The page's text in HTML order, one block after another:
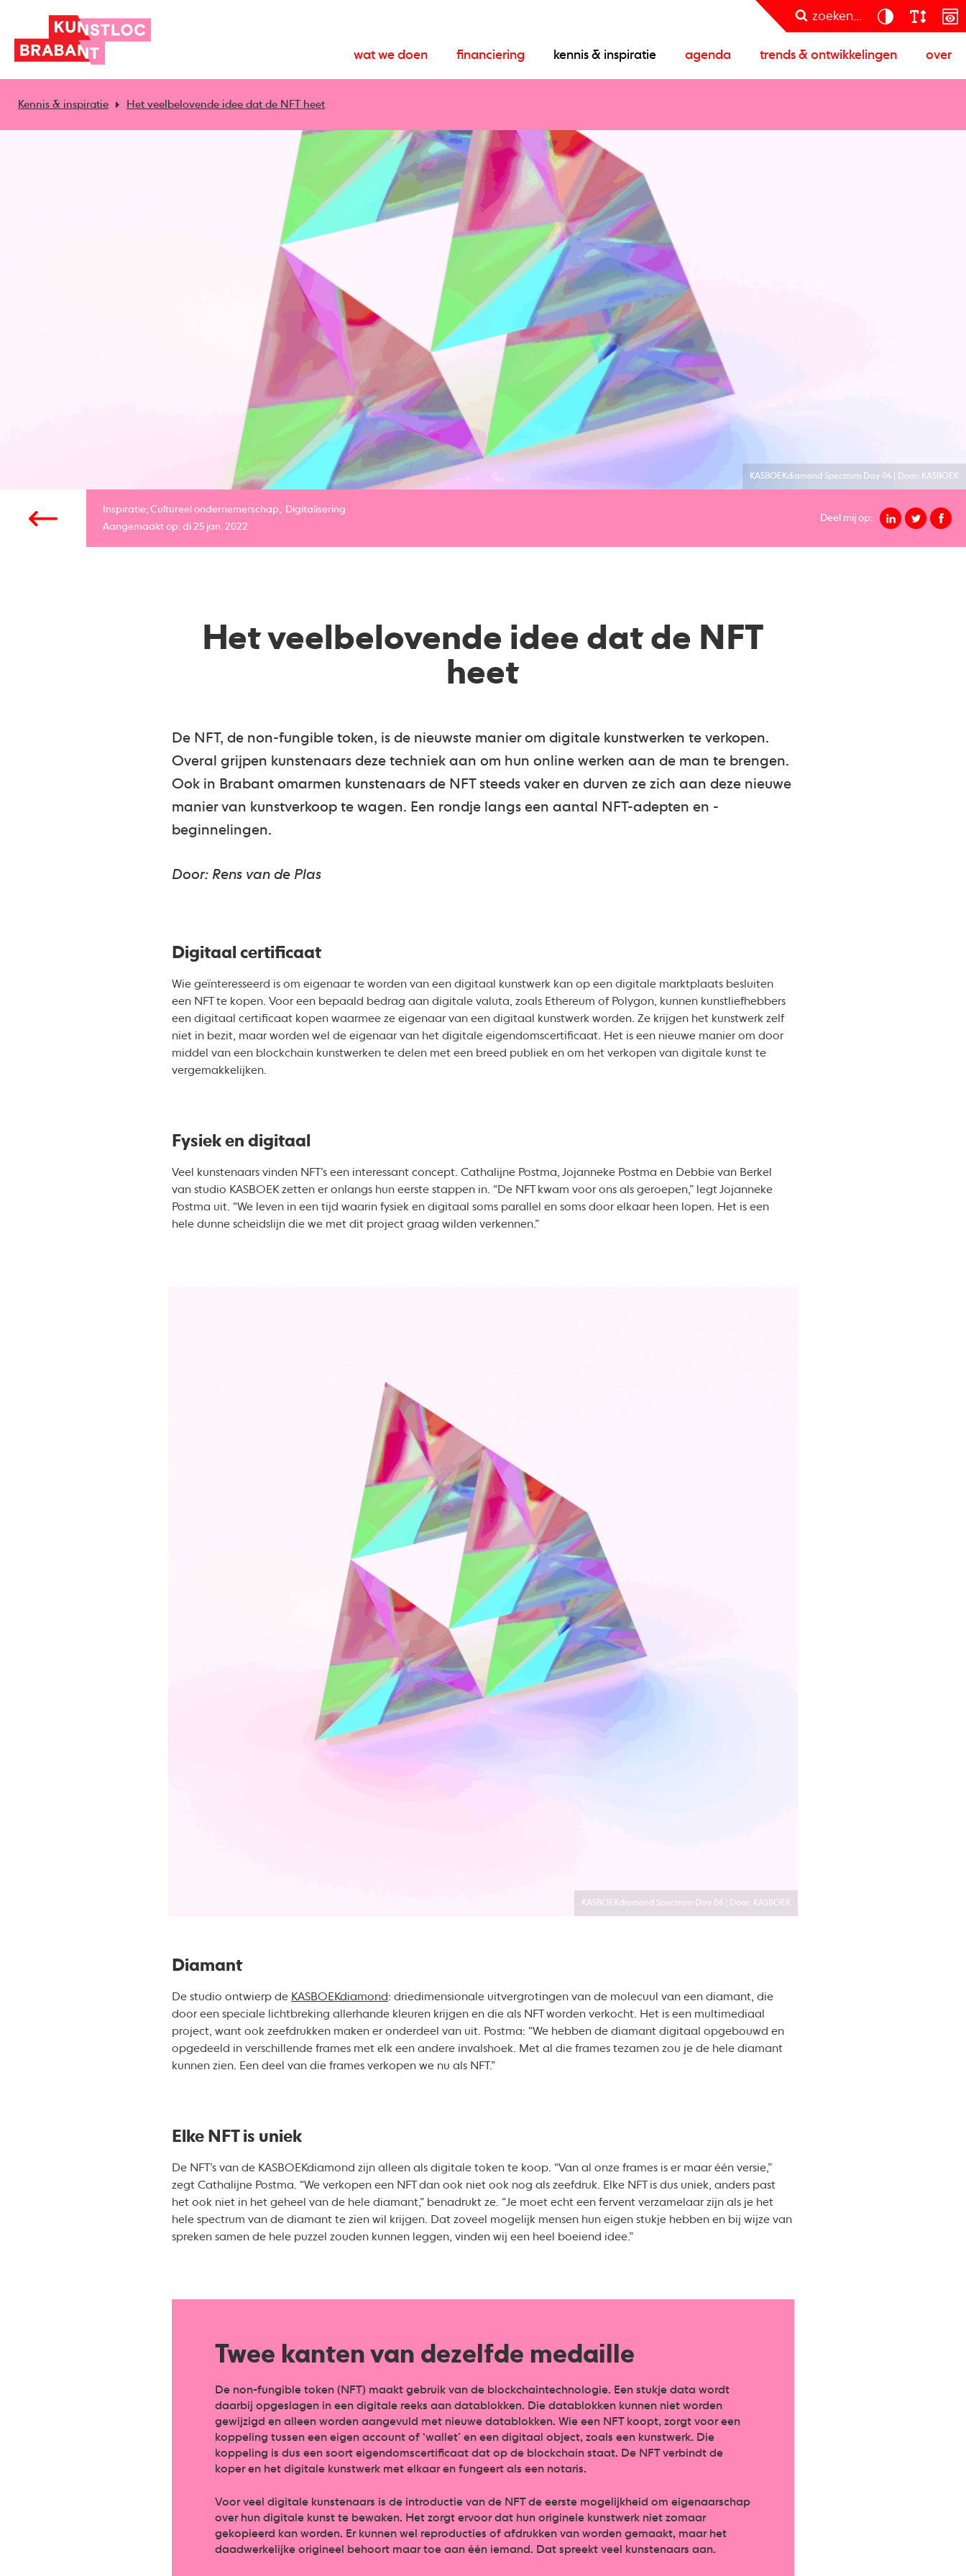
zoeken...
wat we doen financiering kennis & inspiratie agenda trends & ontwikkelingen over
Kennis & inspiratie Het veelbelovende idee dat de NFT heet
KASBOEKdiamond Spectrum Day 06 | Door: KASBOEK
Inspiratie; Cultureel ondernemerschap
Digitalisering
Aangemaakt op: di 25 jan. 2022
Deel mij op:
Het veelbelovende idee dat de NFT
heet
De NFT, de non-fungible token, is de nieuwste manier om digitale kunstwerken te verkopen.
Overal grijpen kunstenaars deze techniek aan om hun online werken aan de man te brengen.
Ook in Brabant omarmen kunstenaars de NFT steeds vaker en durven ze zich aan deze nieuwe
manier van kunstverkoop te wagen. Een rondje langs een aantal NFT-adepten en -
beginnelingen.
Door: Rens van de Plas
Digitaal certificaat
Wie geïnteresseerd is om eigenaar te worden van een digitaal kunstwerk kan op een digitale marktplaats besluiten
een NFT te kopen. Voor een bepaald bedrag aan digitale valuta, zoals Ethereum of Polygon, kunnen kunstliefhebbers
een digitaal certificaat kopen waarmee ze eigenaar van een digitaal kunstwerk worden. Ze krijgen het kunstwerk zelf
niet in bezit, maar worden wel de eigenaar van het digitale eigendomscertificaat. Het is een nieuwe manier om door
middel van een blockchain kunstwerken te delen met een breed publiek en om het verkopen van digitale kunst te
vergemakkelijken.
Fysiek en digitaal
Veel kunstenaars vinden NFT’s een interessant concept. Cathalijne Postma, Jojanneke Postma en Debbie van Berkel
van studio KASBOEK zetten er onlangs hun eerste stappen in. “De NFT kwam voor ons als geroepen,” legt Jojanneke
Postma uit. “We leven in een tijd waarin fysiek en digitaal soms parallel en soms door elkaar heen lopen. Het is een
hele dunne scheidslijn die we met dit project graag wilden verkennen.”
KASBOEKdiamond Spectrum Day 06 | Door: KASBOEK
Diamant
De studio ontwierp de KASBOEKdiamond: driedimensionale uitvergrotingen van de molecuul van een diamant, die
door een speciale lichtbreking allerhande kleuren krijgen en die als NFT worden verkocht. Het is een multimediaal
project, want ook zeefdrukken maken er onderdeel van uit. Postma: “We hebben de diamant digitaal opgebouwd en
opgedeeld in verschillende frames met elk een andere invalshoek. Met al die frames tezamen zou je de hele diamant
kunnen zien. Een deel van die frames verkopen we nu als NFT.”
Elke NFT is uniek
De NFT’s van de KASBOEKdiamond zijn alleen als digitale token te koop. “Van al onze frames is er maar één versie,”
zegt Cathalijne Postma. “We verkopen een NFT dan ook niet ook nog als zeefdruk. Elke NFT is dus uniek, anders past
het ook niet in het geheel van de hele diamant,” benadrukt ze. “Je moet echt een fervent verzamelaar zijn als je het
hele spectrum van de diamant te zien wil krijgen. Dat zoveel mogelijk mensen hun eigen stukje hebben en bij wijze van
spreken samen de hele puzzel zouden kunnen leggen, vinden wij een heel boeiend idee.”
Twee kanten van dezelfde medaille
De non-fungible token (NFT) maakt gebruik van de blockchaintechnologie. Een stukje data wordt
daarbij opgeslagen in een digitale reeks aan datablokken. Die datablokken kunnen niet worden
gewijzigd en alleen worden aangevuld met nieuwe datablokken. Wie een NFT koopt, zorgt voor een
koppeling tussen een eigen account of ‘wallet’ en een digitaal object, zoals een kunstwerk. Die
koppeling is dus een soort eigendomscertificaat dat op de blockchain staat. De NFT verbindt de
koper en het digitale kunstwerk met elkaar en fungeert als een notaris.
Voor veel digitale kunstenaars is de introductie van de NFT de eerste mogelijkheid om eigenaarschap
over hun digitale kunst te bewaken. Het zorgt ervoor dat hun originele kunstwerk niet zomaar
gekopieerd kan worden. Er kunnen wel reproducties of afdrukken van worden gemaakt, maar het
daadwerkelijke origineel behoort maar toe aan één iemand. Dat spreekt veel kunstenaars aan.